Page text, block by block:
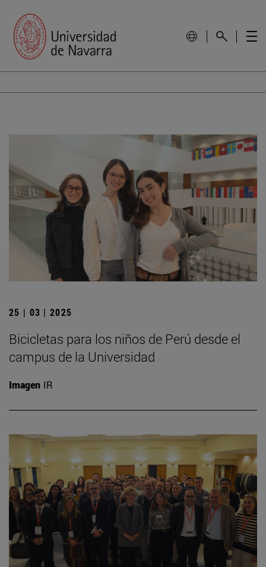
25 | 03 | 2025
Bicicletas para los niños de Perú desde el
campus de la Universidad
Imagen IR